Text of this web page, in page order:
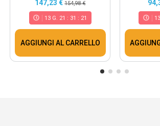
147,23 € 154,98 €
13 G. 21 : 31 : 21
AGGIUNGI AL CARRELLO
13